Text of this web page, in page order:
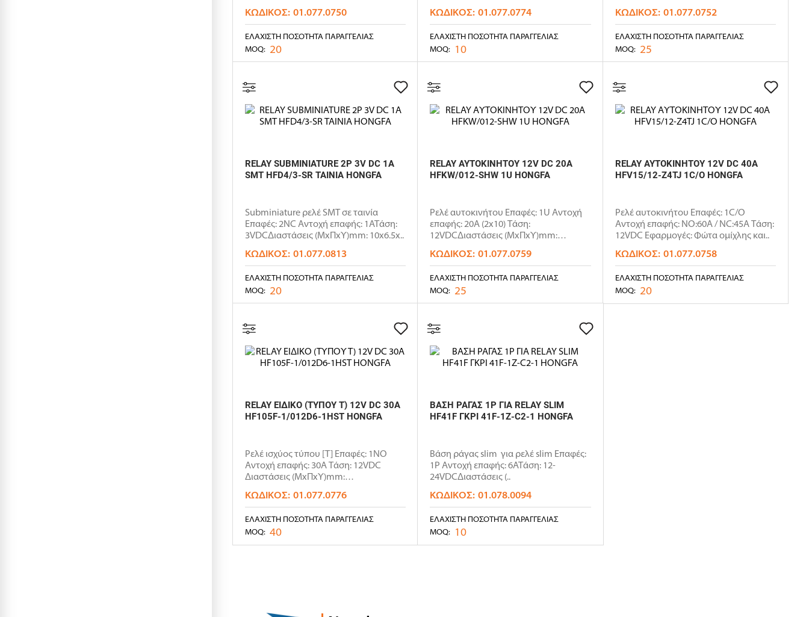
ΚΩΔΙΚΌΣ: 01.077.0750
ΕΛΆΧΙΣΤΗ ΠΟΣΌΤΗΤΑ ΠΑΡΑΓΓΕΛΊΑΣ
MOQ: 20
ΚΩΔΙΚΌΣ: 01.077.0774
ΕΛΆΧΙΣΤΗ ΠΟΣΌΤΗΤΑ ΠΑΡΑΓΓΕΛΊΑΣ
MOQ: 10
ΚΩΔΙΚΌΣ: 01.077.0752
ΕΛΆΧΙΣΤΗ ΠΟΣΌΤΗΤΑ ΠΑΡΑΓΓΕΛΊΑΣ
MOQ: 25
RELAY SUBMINIATURE 2P 3V DC 1A
SMT HFD4/3-SR ΤΑΙΝΙΑ HONGFA
Subminiature ρελέ SMT σε ταινία
Επαφές: 2NC Αντοχή επαφής: 1ΑΤάση:
3VDCΔιαστάσεις (ΜxΠxΥ)mm: 10x6.5x..
ΚΩΔΙΚΌΣ: 01.077.0813
ΕΛΆΧΙΣΤΗ ΠΟΣΌΤΗΤΑ ΠΑΡΑΓΓΕΛΊΑΣ
MOQ: 20
RELAY ΑΥΤΟΚΙΝΗΤΟΥ 12V DC 20A
HFKW/012-SHW 1U HONGFA
Ρελέ αυτοκινήτου Επαφές: 1U Αντοχή
επαφής: 20A (2x10) Τάση:
12VDCΔιαστάσεις (ΜxΠxΥ)mm:
ΚΩΔΙΚΌΣ: 01.077.0759
ΕΛΆΧΙΣΤΗ ΠΟΣΌΤΗΤΑ ΠΑΡΑΓΓΕΛΊΑΣ
MOQ: 25
RELAY ΑΥΤΟΚΙΝΗΤΟΥ 12V DC 40A
HFV15/12-Z4TJ 1C/O HONGFA
Ρελέ αυτοκινήτου Επαφές: 1C/O
Αντοχή επαφής: NO:60A / NC:45A Τάση:
12VDC Εφαρμογές: Φώτα ομίχλης και..
ΚΩΔΙΚΌΣ: 01.077.0758
ΕΛΆΧΙΣΤΗ ΠΟΣΌΤΗΤΑ ΠΑΡΑΓΓΕΛΊΑΣ
MOQ: 20
RELAY ΕΙΔΙΚΟ (ΤΥΠΟΥ Τ) 12V DC 30A
HF105F-1/012D6-1HST HONGFA
Ρελέ ισχύος τύπου [T] Επαφές: 1ΝΟ
Αντοχή επαφής: 30Α Τάση: 12VDC
Διαστάσεις (ΜxΠxΥ)mm:
ΚΩΔΙΚΌΣ: 01.077.0776
ΕΛΆΧΙΣΤΗ ΠΟΣΌΤΗΤΑ ΠΑΡΑΓΓΕΛΊΑΣ
MOQ: 40
ΒΑΣΗ ΡΑΓΑΣ 1P ΓΙΑ RELAY SLIM
HF41F ΓΚΡΙ 41F-1Z-C2-1 HONGFA
Βάση ράγας slim για ρελέ slim Επαφές:
1P Αντοχή επαφής: 6ΑΤάση: 12-
24VDCΔιαστάσεις (..
ΚΩΔΙΚΌΣ: 01.078.0094
ΕΛΆΧΙΣΤΗ ΠΟΣΌΤΗΤΑ ΠΑΡΑΓΓΕΛΊΑΣ
MOQ: 10